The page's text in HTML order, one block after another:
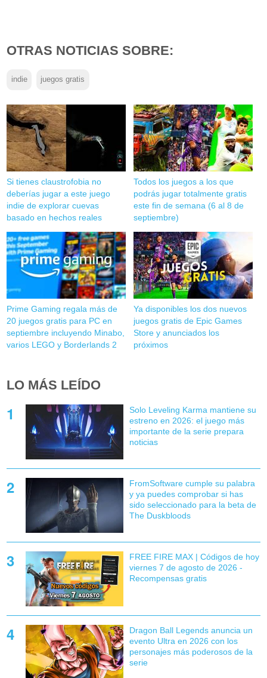
OTRAS NOTICIAS SOBRE:
indie juegos gratis
Si tienes claustrofobia no
deberías jugar a este juego
indie de explorar cuevas
basado en hechos reales
Todos los juegos a los que
podrás jugar totalmente gratis
este fin de semana (6 al 8 de
septiembre)
Prime Gaming regala más de
20 juegos gratis para PC en
septiembre incluyendo Minabo,
varios LEGO y Borderlands 2
Ya disponibles los dos nuevos
juegos gratis de Epic Games
Store y anunciados los
próximos
LO MÁS LEÍDO
Solo Leveling Karma mantiene su
estreno en 2026: el juego más
importante de la serie prepara
noticias
FromSoftware cumple su palabra
y ya puedes comprobar si has
sido seleccionado para la beta de
The Duskbloods
FREE FIRE MAX | Códigos de hoy
viernes 7 de agosto de 2026 -
Recompensas gratis
Dragon Ball Legends anuncia un
evento Ultra en 2026 con los
personajes más poderosos de la
serie